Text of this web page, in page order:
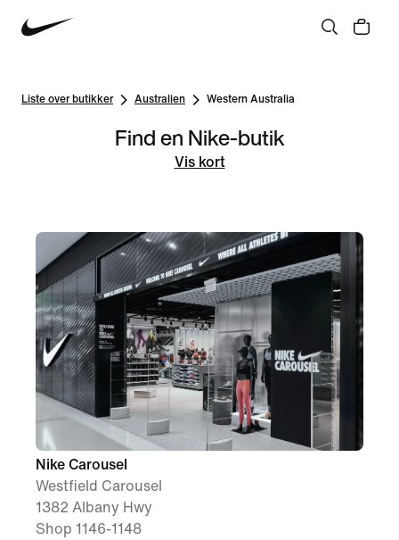
Liste over butikker Australien Western Australia
Find en Nike-butik
Vis kort
Nike Carousel
Westfield Carousel
1382 Albany Hwy
Shop 1146-1148